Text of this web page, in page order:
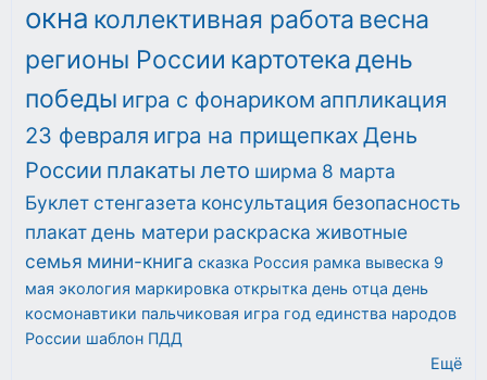
окна коллективная работа весна
регионы России картотекадень
победы игра с фонариком аппликация
23 февраля игра на прищепках День
России плакаты лето ширма 8 марта
Буклет стенгазета консультация безопасность
плакатдень матери раскраска животные
семья мини-книга сказка Россия рамка вывеска 9
мая экология маркировка открытка день отца день
космонавтики пальчиковая игра год единства народов
России шаблон ПДД
Ещё